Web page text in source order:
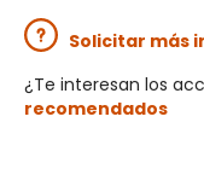
Solicitar más
¿Te interesan los
recomendados